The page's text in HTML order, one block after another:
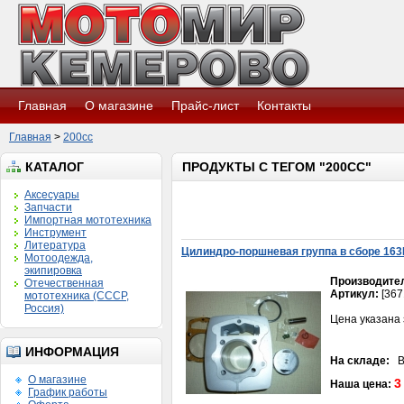
Главная О магазине Прайс-лист Контакты
Главная > 200cc
КАТАЛОГ
Аксесуары
Запчасти
Импортная мототехника
Инструмент
Литература
Мотоодежда,
экипировка
Отечественная
мототехника (СССР,
Россия)
ИНФОРМАЦИЯ
О магазине
График работы
ПРОДУКТЫ С ТЕГОМ "200CC"
Цилиндро-поршневая группа в сборе
Артикул:
Цена указана
На складе:
Наша цена: 3